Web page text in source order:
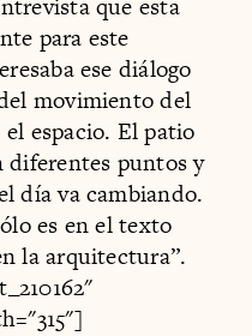
que esta
para este
ese diálogo
movimiento del
espacio. El patio
diferentes puntos y
día va cambiando.
es en el texto
la arquitectura”.